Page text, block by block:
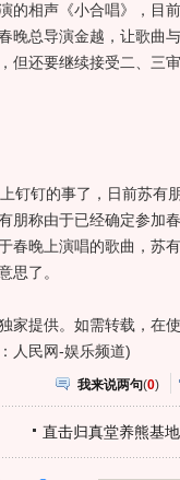
的相声《小合唱》，目
晚总导演金越，让歌曲
但还要继续接受二、三
钉的事了，日前苏有
朋称由于已经确定参加
春晚上演唱的歌曲，苏
思了。
提供。如需转载，在使
人民网-娱乐频道)
我来说两句(0)
直击归真堂养熊基